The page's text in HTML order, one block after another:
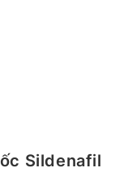
Sildenafil